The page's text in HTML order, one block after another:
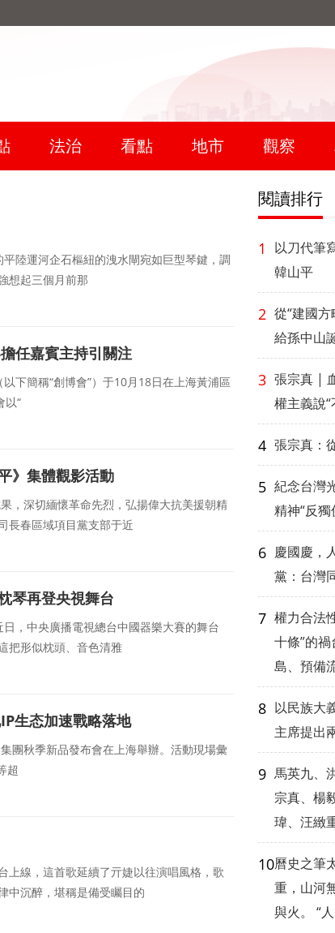
法治 看點 地市 觀察
陸運河企石樞紐的洩水閘宛如巨型琴鍵，調
想起三個月前那
任嘉賓主持引關注
下簡稱“創博會”）于10月18日在上海黃浦區
以“
》集體觀影活動
，深切緬懷革命先烈，弘揚偉大抗美援朝精
長春區域項目黨支部于近
琴再登央視舞台
，中央廣播電視總台中國器樂大賽的舞台
把形似枕頭、音色清雅
生态加速戰略落地
團秋季新品發布會在上海舉辦。活動現場彙
超
上線，這首歌延續了亓婕以往演唱風格，歌
中沉醉，堪稱是備受矚目的
閱讀排行
1
以刀代筆
韓山平
2 從“建國方
給孫中山
3 張宗真 |
權主義說“
4 張宗真：
5 紀念台灣
精神“反獨
6 慶國慶，
黨：台灣
7 權力合法
十條”的
島、預備
8 以民族大
主席提出
9 馬英九、
宗真、楊
瑋、汪緻
10曆史之筆
重，山河
與火。 “